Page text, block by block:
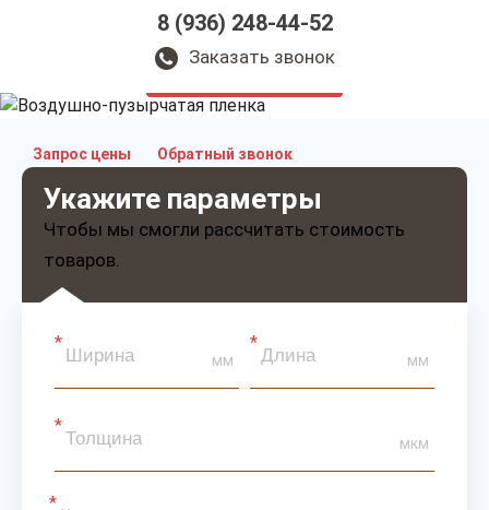
8 (936) 248-44-52
Заказать звонок
Воздушно-пузырчатая
пленка в Туле
Запрос цены Обратный звонок
Укажите параметры
Чтобы мы смогли рассчитать стоимость
товаров.
мм мм
мкм